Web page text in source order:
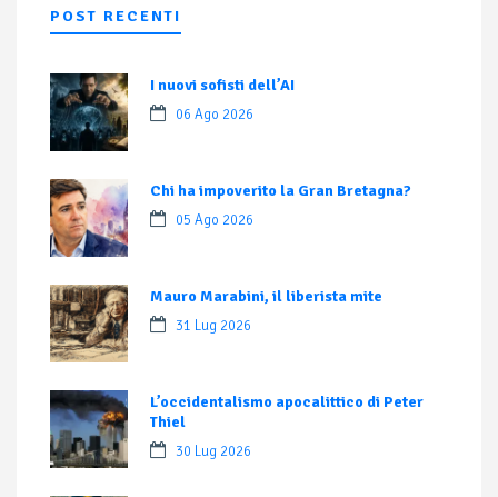
POST RECENTI
I nuovi sofisti dell’AI
06 Ago 2026
Chi ha impoverito la Gran Bretagna?
05 Ago 2026
Mauro Marabini, il liberista mite
31 Lug 2026
L’occidentalismo apocalittico di Peter
Thiel
30 Lug 2026